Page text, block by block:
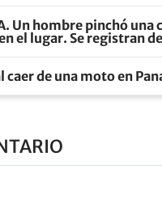
Un hombre pinchó
el lugar. Se registran
caer de una moto en